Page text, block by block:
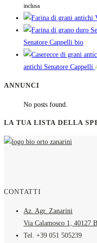
inclusa
Senatore Cappelli bio
antichi Senatore Cappelli
ANNUNCI
No posts found.
LA TUA LISTA DELLA
CONTATTI
Az. Agr. Zanarini
Via Calamosco 1, 40127
Tel. +39 051 505239